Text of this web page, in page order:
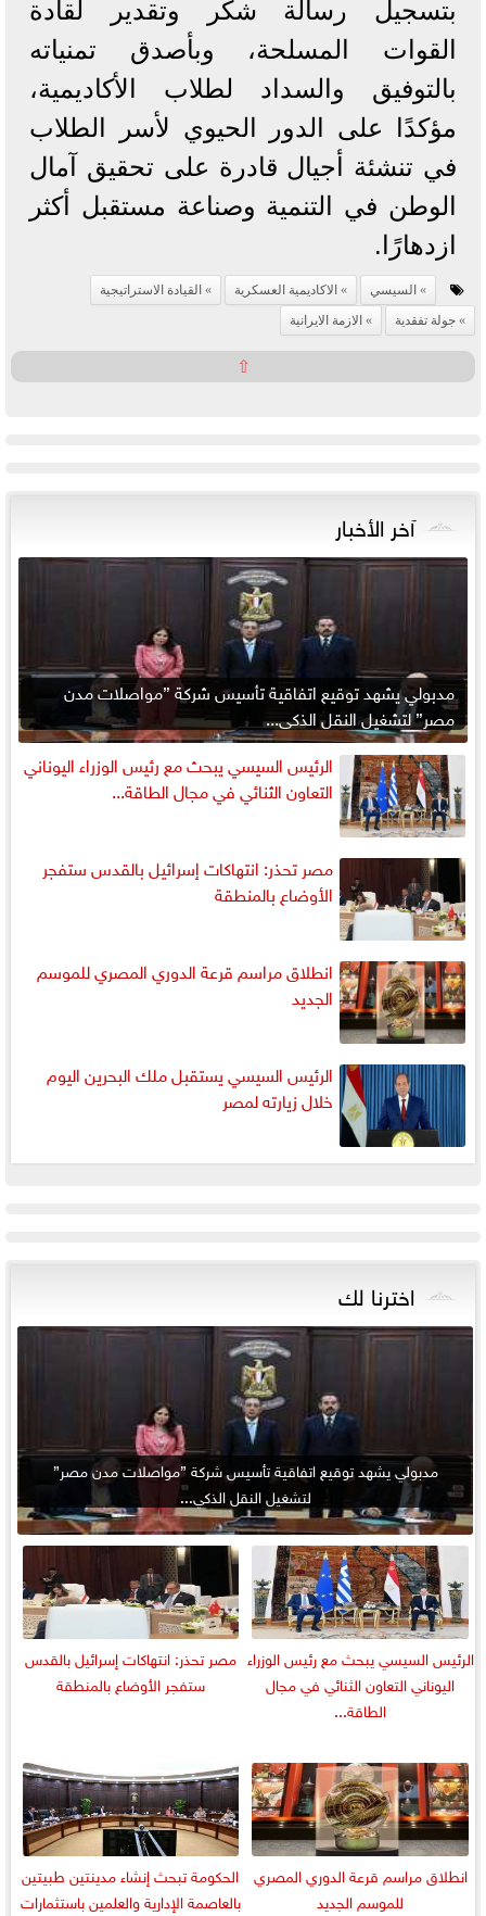
بتسجيل رسالة شكر وتقدير لقادة
القوات المسلحة، وبأصدق تمنياته
بالتوفيق والسداد لطلاب الأكاديمية،
مؤكدًا على الدور الحيوي لأسر الطلاب
في تنشئة أجيال قادرة على تحقيق آمال
الوطن في التنمية وصناعة مستقبل أكثر
ازدهارًا.
السيسي الاكاديمية العسكرية
القيادة الاستراتيجية
جولة تفقدية
الازمة الايرانية
⇧
آخر الأخبار
مدبولي يشهد توقيع اتفاقية تأسيس شركة ”مواصلات مدن
مصر” لتشغيل النقل الذكي...
الرئيس السيسي يبحث مع رئيس الوزراء اليوناني
التعاون الثنائي في مجال الطاقة...
مصر تحذر: انتهاكات إسرائيل بالقدس ستفجر
الأوضاع بالمنطقة
انطلاق مراسم قرعة الدوري المصري للموسم
الجديد
الرئيس السيسي يستقبل ملك البحرين اليوم
خلال زيارته لمصر
اخترنا لك
مدبولي يشهد توقيع اتفاقية تأسيس شركة ”مواصلات مدن مصر”
لتشغيل النقل الذكي...
الرئيس السيسي يبحث مع رئيس الوزراء
اليوناني التعاون الثنائي في مجال
الطاقة...
مصر تحذر: انتهاكات إسرائيل بالقدس
ستفجر الأوضاع بالمنطقة
انطلاق مراسم قرعة الدوري المصري
للموسم الجديد
الحكومة تبحث إنشاء مدينتين طبيتين
بالعاصمة الإدارية والعلمين باستثمارات